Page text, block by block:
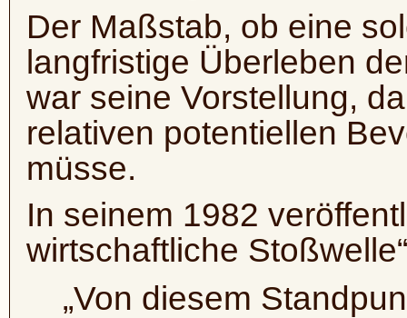
Der Maßstab, ob eine
langfristige Überleben
war seine Vorstellung,
relativen potentiellen
müsse.
In seinem 1982
wirtschaftliche
„Von diesem